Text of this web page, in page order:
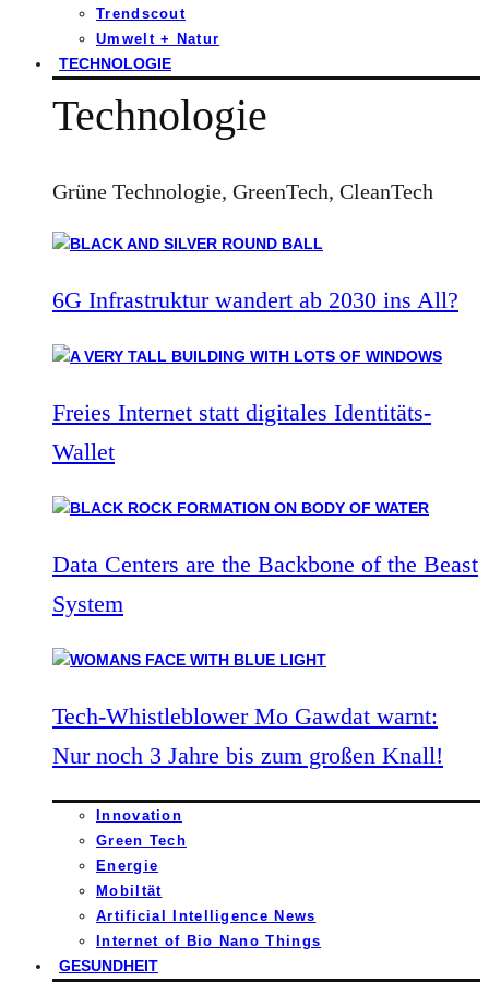
Trendscout
Umwelt + Natur
TECHNOLOGIE
Technologie
Grüne Technologie, GreenTech, CleanTech
6G Infrastruktur wandert ab 2030 ins All?
Freies Internet statt digitales Identitäts-
Wallet
Data Centers are the Backbone of the Beast
System
Tech-Whistleblower Mo Gawdat warnt:
Nur noch 3 Jahre bis zum großen Knall!
Innovation
Green Tech
Energie
Mobiltät
Artificial Intelligence News
Internet of Bio Nano Things
GESUNDHEIT